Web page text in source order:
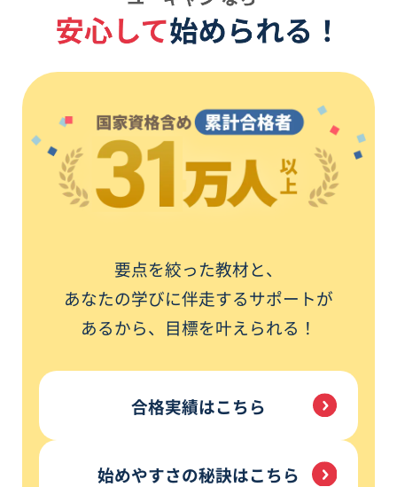
要点を絞った教材と、
あなたの学びに伴走するサポートが
あるから、 目標を叶えられる！
合格実績はこちら
始めやすさの秘訣はこちら